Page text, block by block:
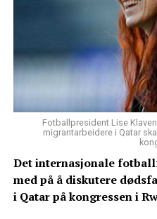
Fotballpresident Lise
migrantarbeidere i Qatar
Det internasjonale
med på å diskutere
i Qatar på kongressen i